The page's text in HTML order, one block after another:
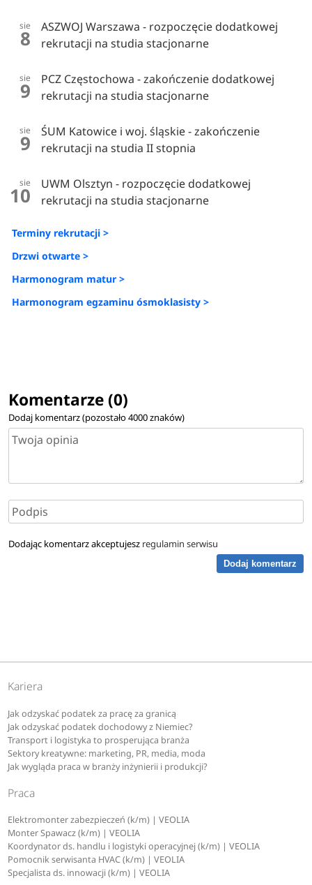
sie
8
ASZWOJ Warszawa - rozpoczęcie dodatkowej
rekrutacji na studia stacjonarne
sie
9
PCZ Częstochowa - zakończenie dodatkowej
rekrutacji na studia stacjonarne
sie
9
ŚUM Katowice i woj. śląskie - zakończenie
rekrutacji na studia II stopnia
sie
10
UWM Olsztyn - rozpoczęcie dodatkowej
rekrutacji na studia stacjonarne
Terminy rekrutacji >
Drzwi otwarte >
Harmonogram matur >
Harmonogram egzaminu ósmoklasisty >
Komentarze (0)
Dodaj komentarz (pozostało4000znaków)
Dodając komentarz akceptujesz regulamin serwisu
Dodaj komentarz
Kariera
Jak odzyskać podatek za pracę za granicą
Jak odzyskać podatek dochodowy z Niemiec?
Transport i logistyka to prosperująca branża
Sektory kreatywne: marketing, PR, media, moda
Jak wygląda praca w branży inżynierii i produkcji?
Praca
Elektromonter zabezpieczeń (k/m) | VEOLIA
Monter Spawacz (k/m) | VEOLIA
Koordynator ds. handlu i logistyki operacyjnej (k/m) | VEOLIA
Pomocnik serwisanta HVAC (k/m) | VEOLIA
Specjalista ds. innowacji (k/m) | VEOLIA